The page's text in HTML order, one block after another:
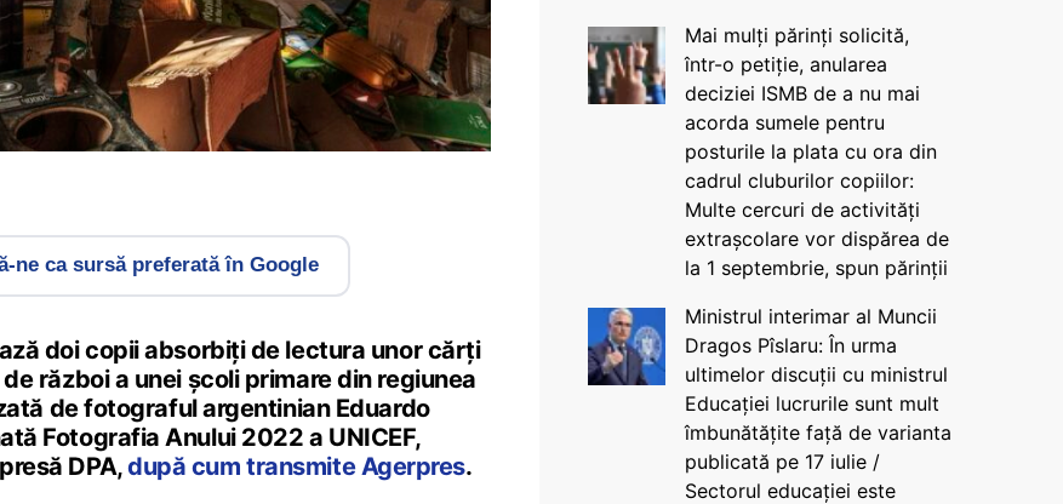
ne ca sursă preferată în Google
doi copii absorbiţi de lectura unor cărţi
război a unei şcoli primare din regiunea
de fotograful argentinian Eduardo
Fotografia Anului 2022 a UNICEF,
DPA,după cum transmite Agerpres.
Mai mulți părinți solicită,
într-o petiție, anularea
deciziei ISMB de a nu mai
acorda sumele pentru
posturile la plata cu ora din
cadrul cluburilor copiilor:
Multe cercuri de activități
extrașcolare vor dispărea de
la 1 septembrie, spun părinții
Ministrul interimar al Muncii
Dragos Pîslaru: În urma
ultimelor discuții cu ministrul
Educației lucrurile sunt mult
îmbunătățite față de varianta
publicată pe 17 iulie /
Sectorul educației este